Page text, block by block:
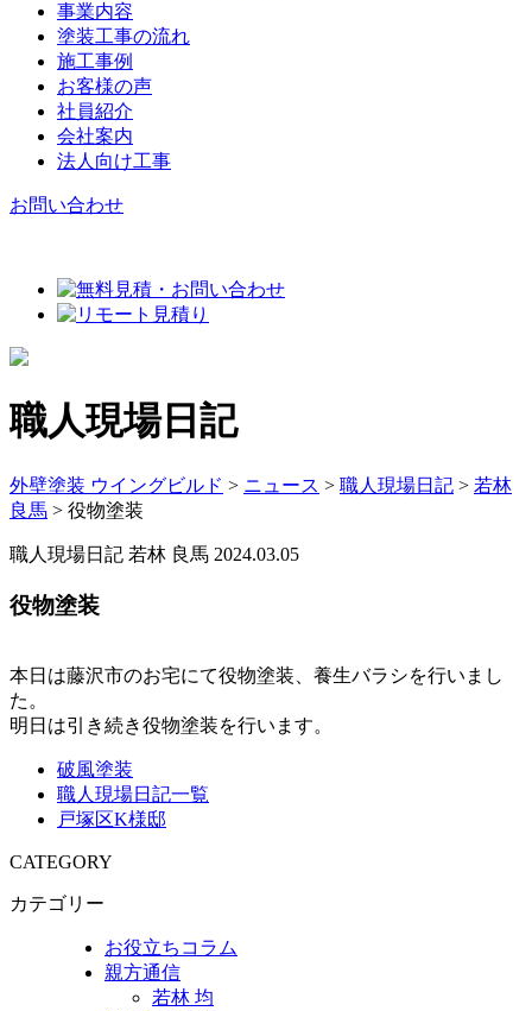
事業内容
塗装工事の流れ
施工事例
お客様の声
社員紹介
会社案内
法人向け工事
お問い合わせ
職人現場日記
外壁塗装 ウイングビルド > ニュース > 職人現場日記 > 若林
良馬 > 役物塗装
職人現場日記 若林 良馬 2024.03.05
役物塗装
本日は藤沢市のお宅にて役物塗装、養生バラシを行いまし
た。
明日は引き続き役物塗装を行います。
破風塗装
職人現場日記一覧
戸塚区K様邸
CATEGORY
カテゴリー
お役立ちコラム
親方通信
若林 均